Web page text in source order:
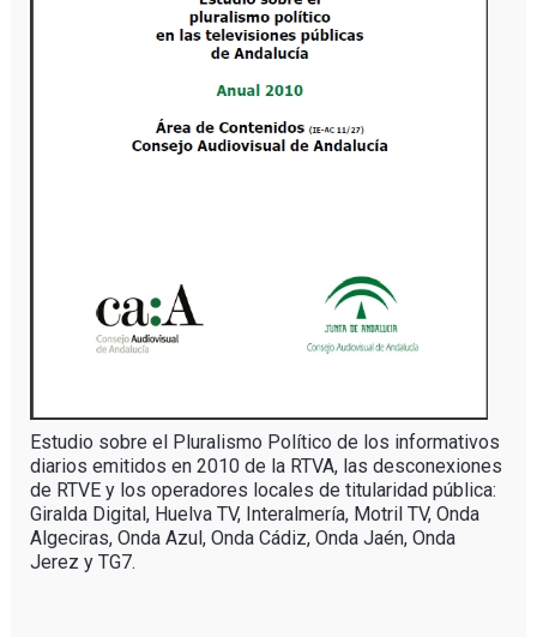
Estudio sobreel Pluralismo Políticode los informativos
diarios emitidos en 2010 de la RTVA, las desconexiones
de RTVEy los operadores locales de titularidad pública:
GiraldaDigital, HuelvaTV, Interalmería, MotrilTV, Onda
Algeciras, Onda Azul, Onda Cádiz, Onda Jaén, Onda
Jerez y TG7.